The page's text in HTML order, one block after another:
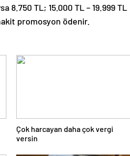
8.750 TL; 15.000 TL – 19.999 TL
promosyon ödenir.
Çok harcayan daha çok vergi
versin